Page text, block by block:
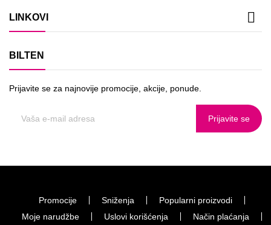
LINKOVI 
BILTEN
Prijavite se za najnovije promocije, akcije, ponude.
Prijavite se
Promocije Sniženja
Popularni proizvodi
Moje narudžbe
Uslovi korišćenja Način plaćanja